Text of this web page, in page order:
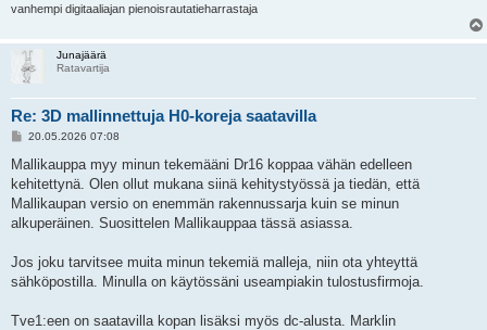
vanhempi digitaaliajan pienoisrautatieharrastaja
Junajäärä
Ratavartija
Re: 3D mallinnettuja H0-koreja saatavilla
V
e
t
i
20.05.2026 07:08
Mallikauppa myy minun tekemääni Dr16 koppaa vähän edelleen
kehitettynä. Olen ollut mukana siinä kehitystyössä ja tiedän, että
Mallikaupan versio on enemmän rakennussarja kuin se minun
alkuperäinen. Suosittelen Mallikauppaa tässä asiassa.
Jos joku tarvitsee muita minun tekemiä malleja, niin ota yhteyttä
sähköpostilla. Minulla on käytössäni useampiakin tulostusfirmoja.
Tve1:een on saatavilla kopan lisäksi myös dc-alusta. Marklin